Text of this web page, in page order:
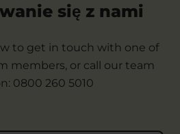
się z nami
to get in touch with one of
members, or call our team
0800 260 5010